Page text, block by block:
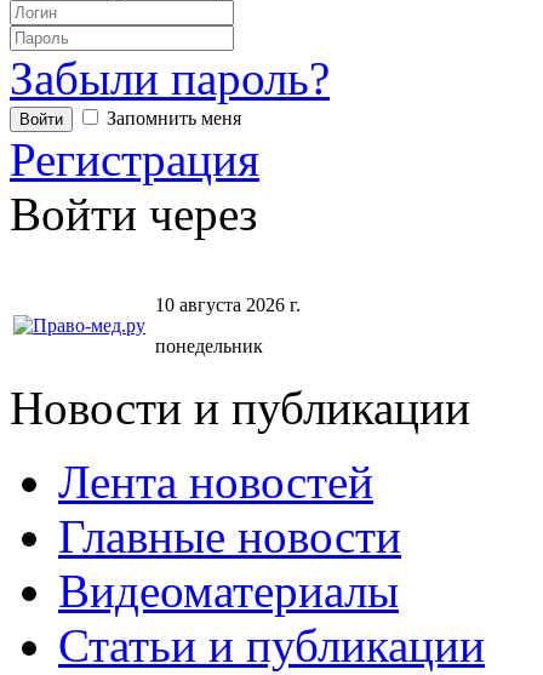
Забыли пароль?
Запомнить меня
Регистрация
Войти через
10 августа 2026 г.
понедельник
Новости и публикации
Лента новостей
Главные новости
Видеоматериалы
Статьи и публикации